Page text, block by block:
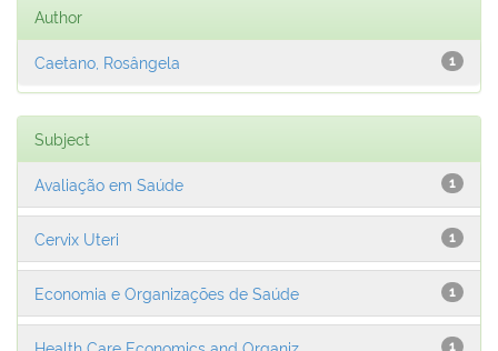
Author
1
Caetano, Rosângela
Subject
1
Avaliação em Saúde
1
Cervix Uteri
1
Economia e Organizações de Saúde
1